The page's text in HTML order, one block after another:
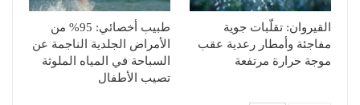
القيروان: تقلّبات جوية
مفاجئة وأمطار رعدية عقب
موجة حرارة مرتفعة
طبيب أخصائي: 95% من
الأمراض الجلدية الناجمة عن
السباحة في المياه الملوثة
تصيب الأطفال